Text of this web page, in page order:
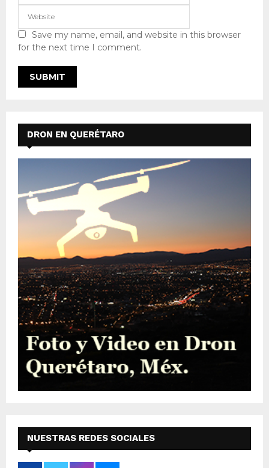
Save my name, email, and website in this browser
for the next time I comment.
DRON EN QUERÉTARO
NUESTRAS REDES SOCIALES